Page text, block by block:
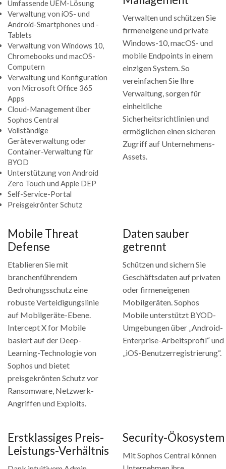
Umfassende UEM-Lösung
Verwaltung von iOS- und
Android-Smartphones und -
Tablets
Verwaltung von Windows 10,
Chromebooks und macOS-
Computern
Verwaltung und Konfiguration
von Microsoft Office 365
Apps
Cloud-Management über
Sophos Central
Vollständige
Geräteverwaltung oder
Container-Verwaltung für
BYOD
Unterstützung von Android
Zero Touch und Apple DEP
Self-Service-Portal
Preisgekrönter Schutz
Verwalten und schützen Sie
firmeneigene und private
Windows-10, macOS- und
mobile Endpoints in einem
einzigen System. So
vereinfachen Sie Ihre
Verwaltung, sorgen für
einheitliche
Sicherheitsrichtlinien und
ermöglichen einen sicheren
Zugriff auf Unternehmens-
Assets.
Mobile Threat
Defense
Etablieren Sie mit
branchenführendem
Bedrohungsschutz eine
robuste Verteidigungslinie
auf Mobilgeräte-Ebene.
Intercept X for Mobile
basiert auf der Deep-
Learning-Technologie von
Sophos und bietet
preisgekrönten Schutz vor
Ransomware, Netzwerk-
Angriffen und Exploits.
Daten sauber
getrennt
Schützen und sichern Sie
Geschäftsdaten auf privaten
oder firmeneigenen
Mobilgeräten. Sophos
Mobile unterstützt BYOD-
Umgebungen über „Android-
Enterprise-Arbeitsprofil“ und
„iOS-Benutzerregistrierung“.
Erstklassiges Preis-
Leistungs-Verhältnis
Security-Ökosystem
Mit Sophos Central können